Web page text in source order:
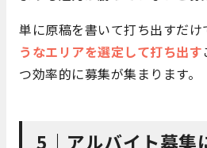
単に原稿を書いて打ち出すだけ
うなエリアを選定して打ち出す
つ効率的に募集が集まります。
5｜アルバイト募集